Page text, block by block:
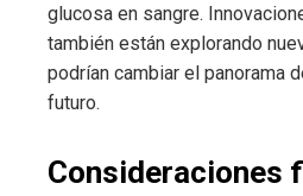
glucosa en sangre.
también están explorando
podrían cambiar el panorama
futuro.
Consideraciones